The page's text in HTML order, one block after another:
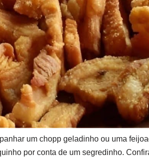
um chopp geladinho ou uma
por conta de um segredinho.